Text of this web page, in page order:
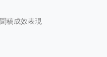
稿成效表現